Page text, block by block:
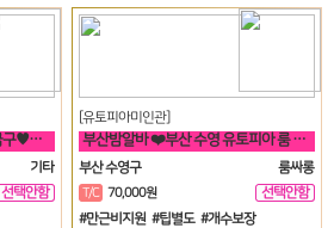
⭐고품격♥고수익♥매니저♥급구♥강남구♥삼성동♥선릉⭐
기타
선택안함
일
[유토피아미인관]
부산밤알바 ❤️부산 수영 유토피아 룸 언니들 모십니다^^❤️
부산 수영구
룸싸롱
T/C 70,000원
선택안함
일
#만근비지원 #팁별도 #개수보장